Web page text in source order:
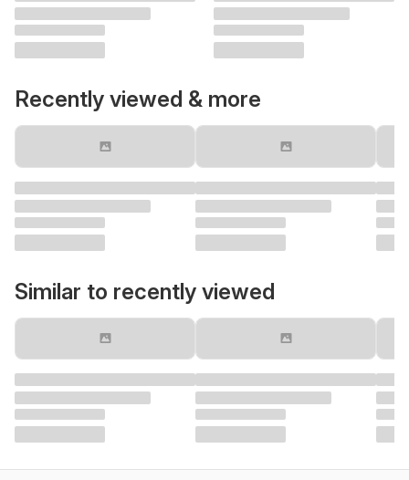
Recently viewed & more
Similar to recently viewed